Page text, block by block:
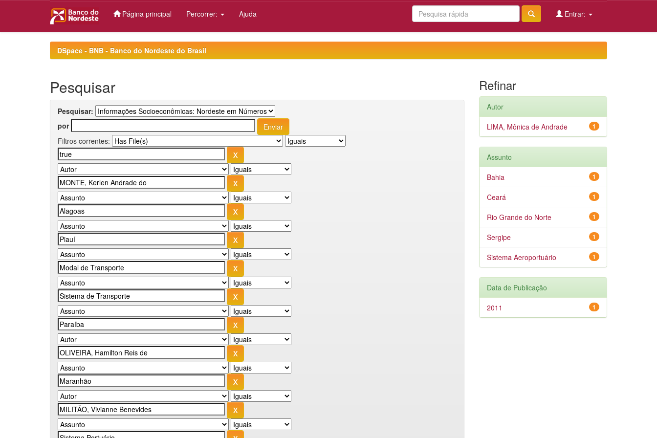
Página principal Percorrer: Ajuda Entrar:
DSpace - BNB - Banco do Nordeste do Brasil
Pesquisar
Pesquisar:
por
Filtros correntes:
Refinar
Autor
1
LIMA, Mônica de Andrade
Assunto
1
Bahia
1
Ceará
1
Rio Grande do Norte
1
Sergipe
1
Sistema Aeroportuário
Data de Publicação
1
2011